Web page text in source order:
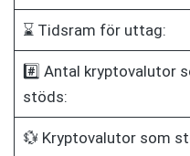
⌛ Tidsram för uttag:
#️⃣ Antal kryptovalutor
stöds:
💱 Kryptovalutor som